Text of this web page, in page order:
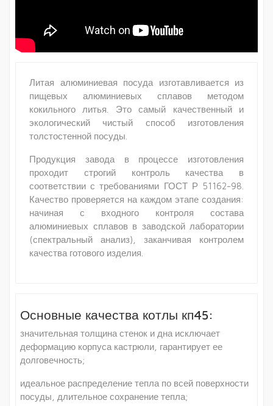
Литая алюминиевая посуда изготавливается из
пищевых алюминиевых сплавов методом
кокильного литья. Это самый качественный и
экологический чистый способ изготовления
толстостенной посуды.
Продукция завода в процессе изготовления
проходит строгий контроль качества в
соответствии с требованиями ГОСТ Р 51162-98.
Качество проверяется на каждом этапе создания:
начиная с входного контроля состава
алюминиевых сплавов в заводской лаборатории
(спектральный анализ), заканчивая контролем
качества готового изделия.
Основные качества котлы кп45:
значительная толщина стенок и дна исключает
деформацию корпуса кастрюли, гарантирует ее
долговечность;
идеальное распределение тепла по всей поверхности
посуды, длительное сохранение тепла;